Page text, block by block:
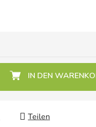
Teilen